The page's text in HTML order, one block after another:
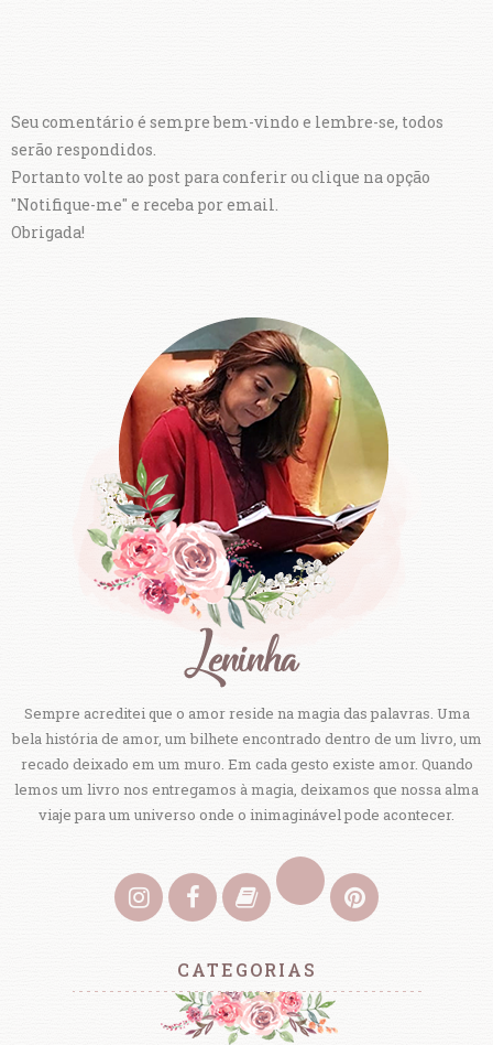
Seu comentário é sempre bem-vindo e lembre-se, todos
serão respondidos.
Portanto volte ao post para conferir ou clique na opção
"Notifique-me" e receba por email.
Obrigada!
Sempre acreditei que o amor reside na magia das palavras. Uma
bela história de amor, um bilhete encontrado dentro de um livro, um
recado deixado em um muro. Em cada gesto existe amor. Quando
lemos um livro nos entregamos à magia, deixamos que nossa alma
viaje para um universo onde o inimaginável pode acontecer.
CATEGORIAS